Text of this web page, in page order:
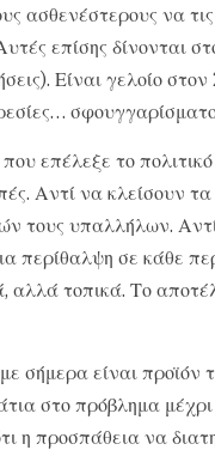
ασθενέστερους να
επίσης δίνονται
Είναι γελοίο
επέλεξε το
Αντί να κλείσουν
τους υπαλλήλων.
περίθαλψη σε κάθε
αλλά τοπικά. Το
σήμερα είναι προϊόν
στο πρόβλημα
η προσπάθεια να